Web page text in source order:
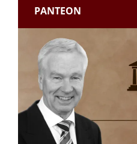
PANTEON